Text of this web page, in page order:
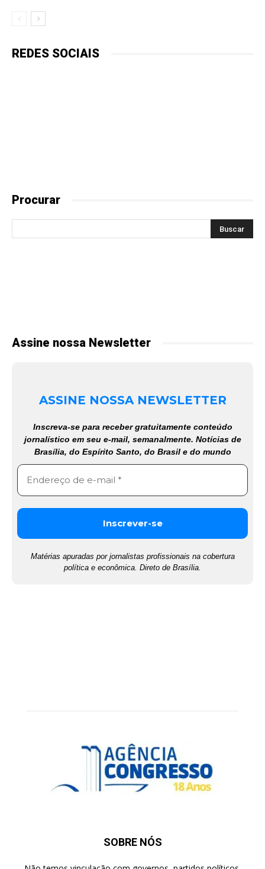
REDES SOCIAIS
Procurar
Assine nossa Newsletter
ASSINE NOSSA NEWSLETTER
Inscreva-se para receber gratuitamente conteúdo
jornalístico em seu e-mail, semanalmente. Notícias de
Brasília, do Espírito Santo, do Brasil e do mundo
Matérias apuradas por jornalistas profissionais na cobertura
política e econômica. Direto de Brasília.
SOBRE NÓS